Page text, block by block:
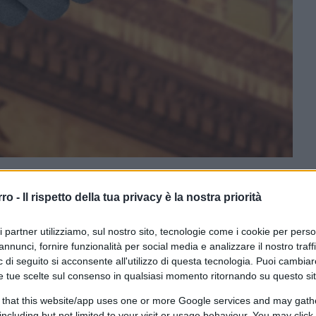
- Il rispetto della tua privacy è la nostra priorità
partner utilizziamo, sul nostro sito, tecnologie come i cookie per
fornire funzionalità per social media e analizzare il nostro
di seguito si acconsente all'utilizzo di questa tecnologia. Puoi
tue scelte sul consenso in qualsiasi momento ritornando su questo
that this website/app uses one or more Google services and may
CLICCA QUI
rigorosi, abbigliamento tecnico, scarpe
Insomma: avete accumulato
lunga corsa. I vostri impegni vi
non si è ancora alzato. Ma che